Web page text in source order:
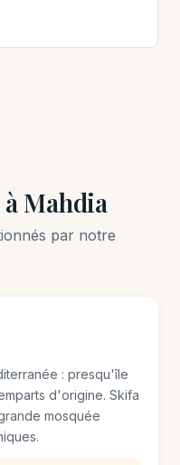
Mahdia
par notre
: presqu'île
d'origine. Skifa
mosquée